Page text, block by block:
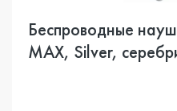
Беспроводные
MAX, Silver,